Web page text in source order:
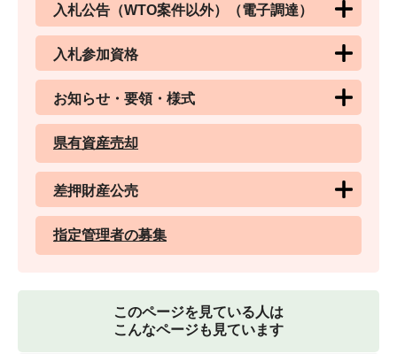
入札公告（WTO案件以外）（電子調達）
入札参加資格
お知らせ・要領・様式
県有資産売却
差押財産公売
指定管理者の募集
このページを見ている人は
こんなページも見ています